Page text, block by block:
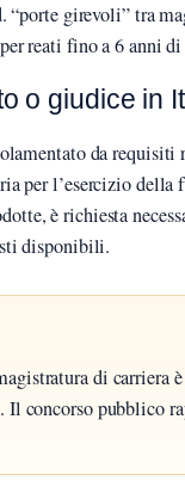
girevoli” tra
reati fino a 6 anni
o giudice in
da requisiti
per l’esercizio
è richiesta
disponibili.
di carriera
Il concorso pubblico